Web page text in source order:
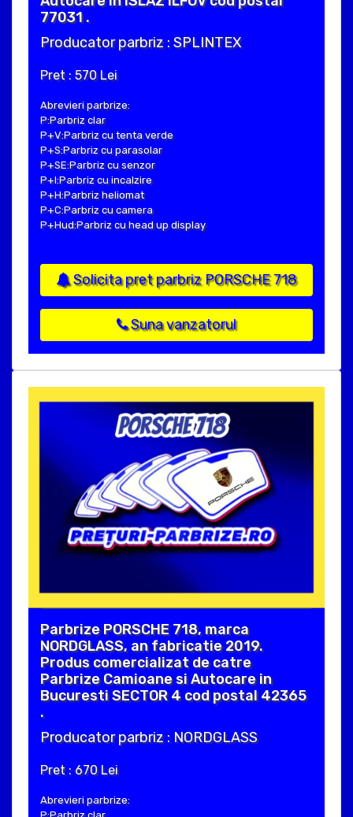
77031 .
Producator parbriz : SPLINTEX
Pret : 570 Lei
Abrevieri parbrize:
P:Parbriz clar
P+V:Parbriz cu tenta verde
P+S:Parbriz cu parasolar
P+SE:Parbriz cu senzor
P+I:Parbriz cu incalzire
P+H:Parbriz heliomat
P+C:Parbriz cu camera
P+Hud:Parbriz cu head up display
Solicita pret parbriz PORSCHE 718
Suna vanzatorul
Parbrize PORSCHE 718, marca
NORDGLASS, an fabricatie 2019.
Produs comercializat de catre
Parbrize Camioane si Autocare in
Bucuresti SECTOR 4 cod postal 42365
.
Producator parbriz : NORDGLASS
Pret : 670 Lei
Abrevieri parbrize: